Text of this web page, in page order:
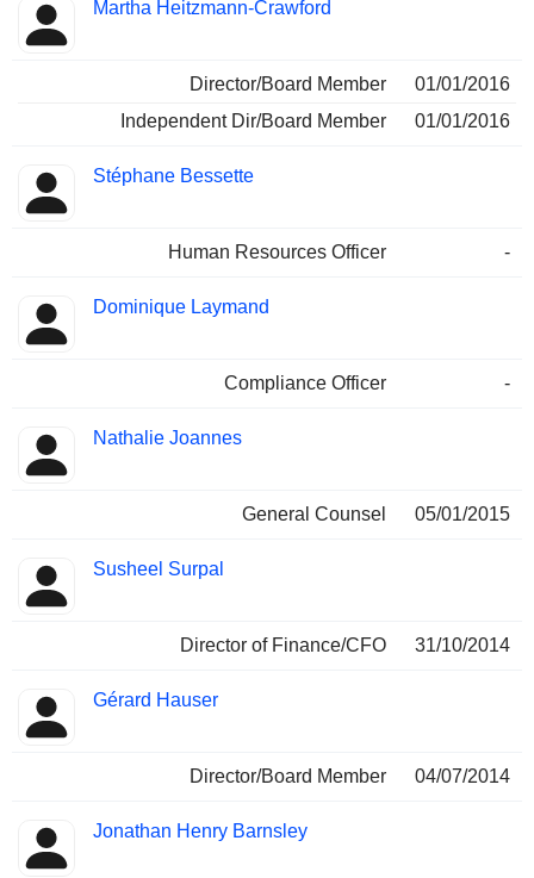
Martha Heitzmann-Crawford
Director/Board Member
01/01/2016
Independent Dir/Board Member
01/01/2016
Stéphane Bessette
Human Resources Officer -
Dominique Laymand
Compliance Officer -
Nathalie Joannes
General Counsel 05/01/2015
Susheel Surpal
Director of Finance/CFO 31/10/2014
Gérard Hauser
Director/Board Member 04/07/2014
Jonathan Henry Barnsley